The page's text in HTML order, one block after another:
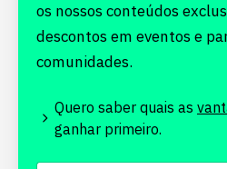
os nossos conteúdos
descontos em eventos e
comunidades.
Quero saber quais as
ganhar primeiro.